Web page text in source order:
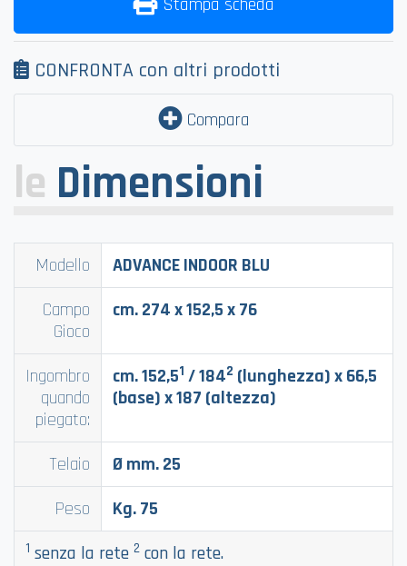
CONFRONTA con altri prodotti
Compara
le Dimensioni
Modello
ADVANCE INDOOR BLU
Campo
Gioco
cm. 274 x 152,5 x 76
Ingombro
quando
piegato:
cm. 152,51 / 1842 (lunghezza) x 66,5
(base) x 187 (altezza)
Telaio
Ø mm. 25
Peso
Kg. 75
1 senza la rete 2 con la rete.